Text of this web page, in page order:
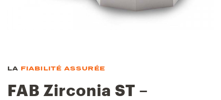
LA FIABILITÉ ASSURÉE
FAB Zirconia ST –